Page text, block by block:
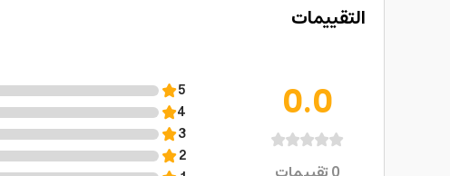
التقييمات
0.0
5
4
3
2